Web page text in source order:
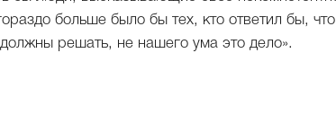
больше было бы тех, кто ответил бы, что
решать, не нашего ума это дело».